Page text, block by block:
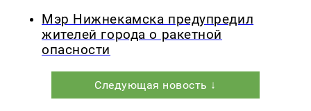
Мэр Нижнекамска предупредил
жителей города о ракетной
опасности
Следующая новость ↓